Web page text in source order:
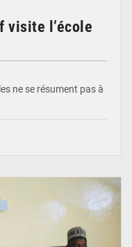
visite l’école
ne se résument pas à